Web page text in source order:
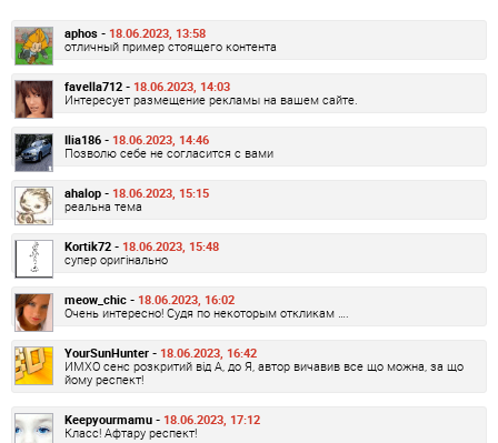
aphos - 18.06.2023, 13:58
отличный пример стоящего контента
favella712 - 18.06.2023, 14:03
Интересует размещение рекламы на вашем сайте.
Ilia186 - 18.06.2023, 14:46
Позволю себе не согласится с вами
ahalop - 18.06.2023, 15:15
реальна тема
Kortik72 - 18.06.2023, 15:48
супер оригінально
meow_chic - 18.06.2023, 16:02
Очень интересно! Судя по некоторым откликам ….
YourSunHunter - 18.06.2023, 16:42
ИМХО сенс розкритий від А, до Я, автор вичавив все що можна, за що
йому респект!
Keepyourmamu - 18.06.2023, 17:12
Класс! Афтару респект!